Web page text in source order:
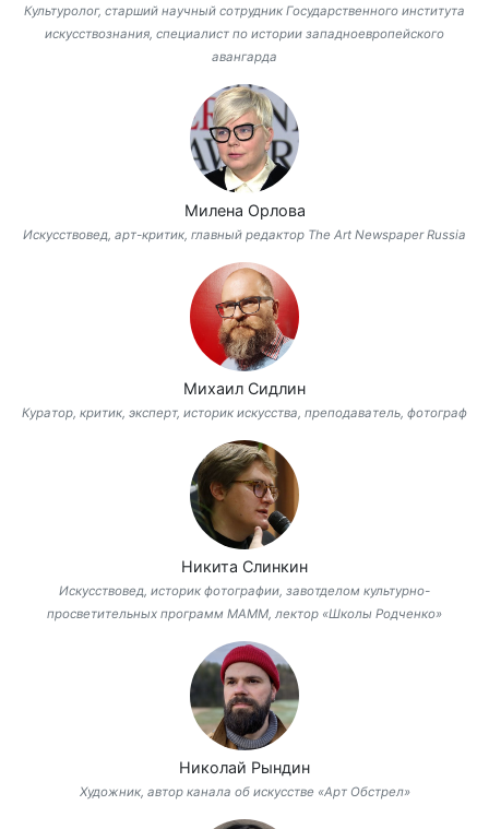
Культуролог, старший научный сотрудник Государственного института
искусствознания, специалист по истории западноевропейского
авангарда
Милена Орлова
Искусствовед, арт-критик, главный редактор The Art Newspaper Russia
Михаил Сидлин
Куратор, критик, эксперт, историк искусства, преподаватель, фотограф
Никита Слинкин
Искусствовед, историк фотографии, завотделом культурно-
просветительных программ МАММ, лектор «Школы Родченко»
Николай Рындин
Художник, автор канала об искусстве «Арт Обстрел»